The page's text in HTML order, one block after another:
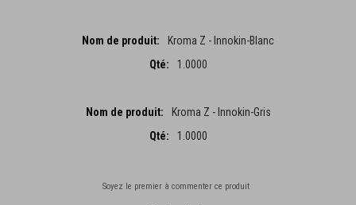
Kroma Z - Innokin-Blanc
1.0000
Kroma Z - Innokin-Gris
1.0000
Soyez le premier à commenter ce produit